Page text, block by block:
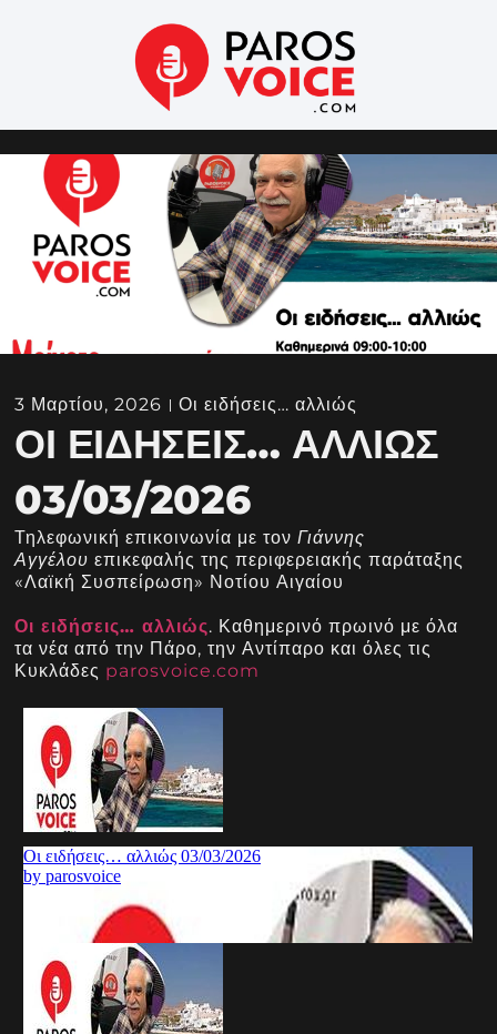
3 Μαρτίου, 2026 Οι ειδήσεις… αλλιώς
ΟΙ ΕΙΔΉΣΕΙΣ… ΑΛΛΙΏΣ
03/03/2026
Τηλεφωνική επικοινωνία με τονΓιάννης
Αγγέλου επικεφαλής της περιφερειακής παράταξης
«Λαϊκή Συσπείρωση» Νοτίου Αιγαίου
Οι ειδήσεις… αλλιώς. Καθημερινό πρωινό με όλα
τα νέα από την Πάρο, την Αντίπαρο και όλες τις
Κυκλάδες parosvoice.com